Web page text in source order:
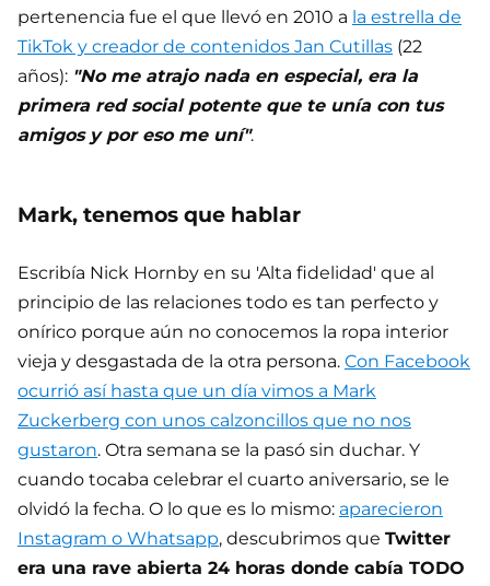
pertenencia fue el que llevó en 2010 a la estrella de
TikTok y creador de contenidos Jan Cutillas (22
años): "No me atrajo nada en especial, era la
primera red social potente que te unía con tus
amigos y por eso me uní".
Mark, tenemos que hablar
Escribía Nick Hornby en su 'Alta fidelidad' que al
principio de las relaciones todo es tan perfecto y
onírico porque aún no conocemos la ropa interior
vieja y desgastada de la otra persona. Con Facebook
ocurrió así hasta que un día vimos a Mark
Zuckerberg con unos calzoncillos que no nos
gustaron. Otra semana se la pasó sin duchar. Y
cuando tocaba celebrar el cuarto aniversario, se le
olvidó la fecha. O lo que es lo mismo: aparecieron
Instagram o Whatsapp, descubrimos que Twitter
era una rave abierta 24 horas donde cabía TODO